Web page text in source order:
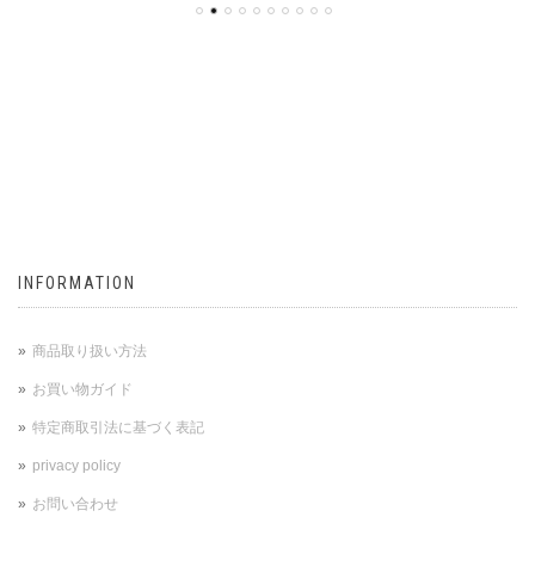
INFORMATION
商品取り扱い方法
お買い物ガイド
特定商取引法に基づく表記
privacy policy
お問い合わせ